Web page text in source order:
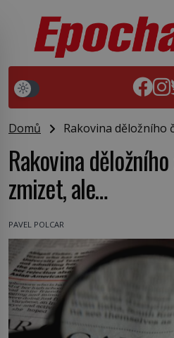
Domů Rakovina děložního
Rakovina
zmizet, ale…
PAVEL POLCAR